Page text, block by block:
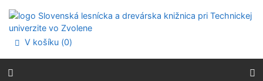
Prejsť na menu
Prehlásenie o webovej prístupnosti
V košíku (0)